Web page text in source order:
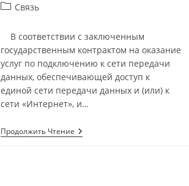
Связь
В соответствии с заключенным
государственным контрактом на оказание
услуг по подключению к сети передачи
данных, обеспечивающей доступ к
единой сети передачи данных и (или) к
сети «Интернет», и…
Продолжить Чтение